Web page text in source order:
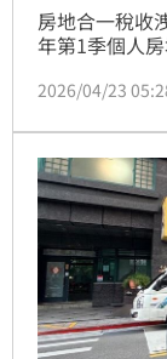
房地合一稅收
年第1季個人
德指出，稅收
慘重，而雙北
資金與信心仍
2026/04/23